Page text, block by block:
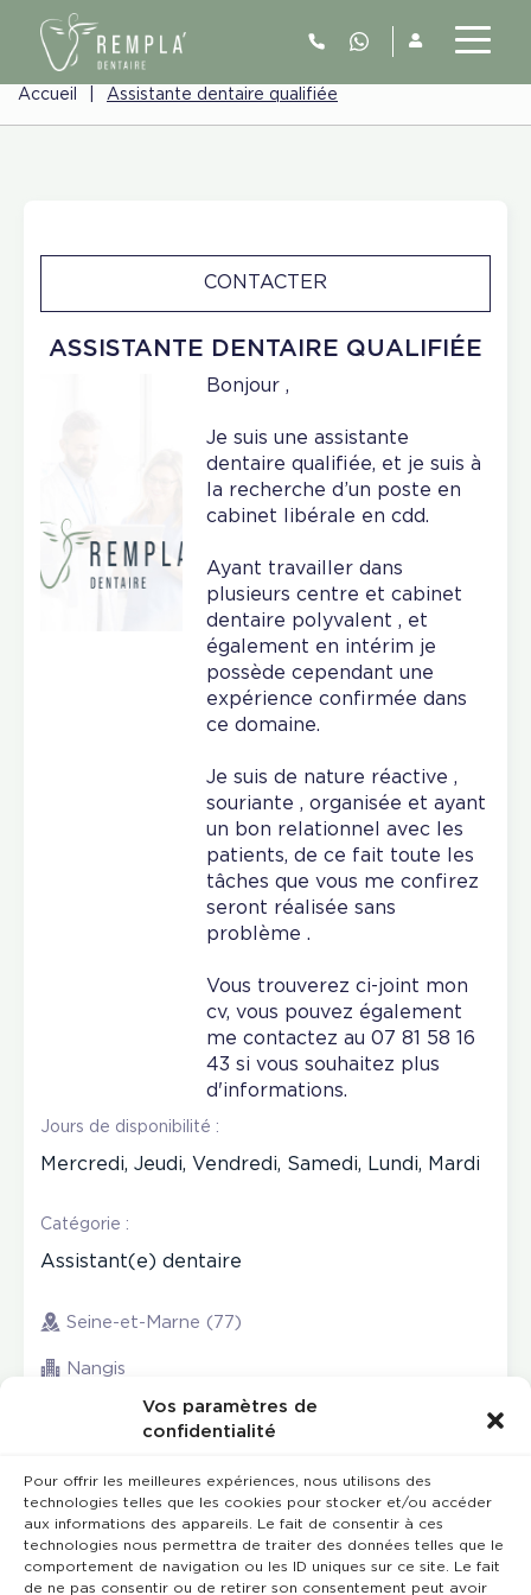
Vos paramètres de
confidentialité
Pour offrir les meilleures expériences, nous utilisons des
technologies telles que les cookies pour stocker et/ou accéder
aux informations des appareils. Le fait de consentir à ces
technologies nous permettra de traiter des données telles que le
comportement de navigation ou les ID uniques sur ce site. Le fait
de ne pas consentir ou de retirer son consentement peut avoir
Accueil Assistante dentaire qualifiée
ASSISTANTE DENTAIRE QUALIFIÉE
CONTACTER
Bonjour ,
Je suis une assistante
dentaire qualifiée, et je suis à
la recherche d’un poste en
cabinet libérale en cdd.
Ayant travailler dans
plusieurs centre et cabinet
dentaire polyvalent , et
également en intérim je
possède cependant une
expérience confirmée dans
ce domaine.
Je suis de nature réactive ,
souriante , organisée et ayant
un bon relationnel avec les
patients, de ce fait toute les
tâches que vous me confirez
seront réalisée sans
problème .
Vous trouverez ci-joint mon
cv, vous pouvez également
me contactez au 07 81 58 16
43 si vous souhaitez plus
d'informations.
Jours de disponibilité :
Mercredi, Jeudi, Vendredi, Samedi, Lundi, Mardi
Catégorie :
Assistant(e) dentaire
Seine-et-Marne (77)
Nangis